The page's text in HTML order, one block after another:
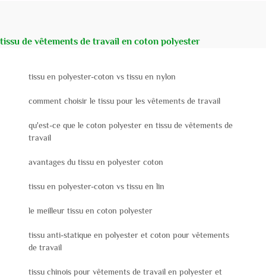
tissu de vêtements de travail en coton polyester
tissu en polyester-coton vs tissu en nylon
comment choisir le tissu pour les vêtements de travail
qu'est-ce que le coton polyester en tissu de vêtements de
travail
avantages du tissu en polyester coton
tissu en polyester-coton vs tissu en lin
le meilleur tissu en coton polyester
tissu anti-statique en polyester et coton pour vêtements
de travail
tissu chinois pour vêtements de travail en polyester et